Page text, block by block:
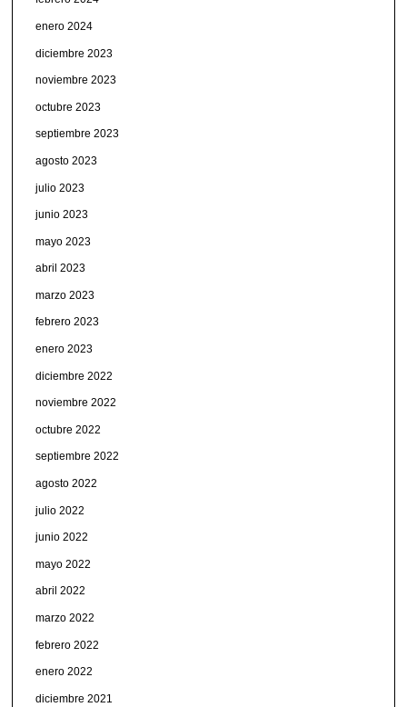
enero 2024
diciembre 2023
noviembre 2023
octubre 2023
septiembre 2023
agosto 2023
julio 2023
junio 2023
mayo 2023
abril 2023
marzo 2023
febrero 2023
enero 2023
diciembre 2022
noviembre 2022
octubre 2022
septiembre 2022
agosto 2022
julio 2022
junio 2022
mayo 2022
abril 2022
marzo 2022
febrero 2022
enero 2022
diciembre 2021